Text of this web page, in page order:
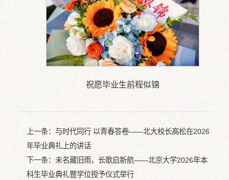
祝愿毕业生前程似锦
上一条： ​与时代同行 以青春答卷——北大校长高松在2026
年毕业典礼上的讲话
下一条： 未名藏旧雨，长歌启新航——北京大学2026年本
科生毕业典礼暨学位授予仪式举行